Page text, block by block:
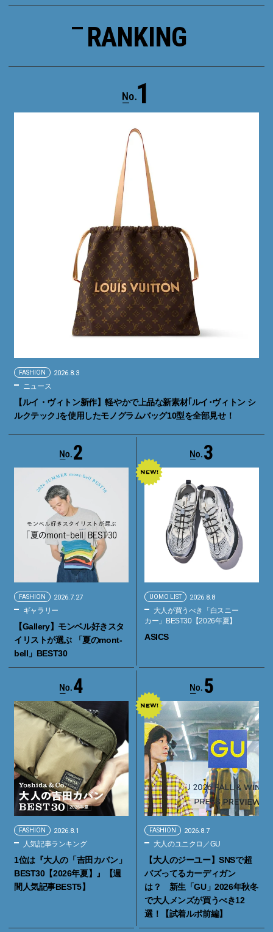
RANKING
1
FASHION 2026.8.3
ニュース
【ルイ・ヴィトン新作】軽やかで上品な新素材｢ルイ･ヴィトン シ
ルクテック｣を使用したモノグラムバッグ10型を全部見せ！
2
FASHION 2026.7.27
ギャラリー
【Gallery】モンベル好きスタ
イリストが選ぶ 「夏のmont-
bell」BEST30
3
UOMO LIST 2026.8.8
大人が買うべき「白スニー
カー」BEST30【2026年夏】
ASICS
4
FASHION 2026.8.1
人気記事ランキング
1位は『大人の「吉田カバン」
BEST30【2026年夏】』【週
間人気記事BEST5】
5
FASHION 2026.8.7
大人のユニクロ／GU
【大人のジーユー】SNSで超
バズってるカーディガン
は？ 新生「GU」2026年秋冬
で大人メンズが買うべき12
選！【試着ルポ前編】